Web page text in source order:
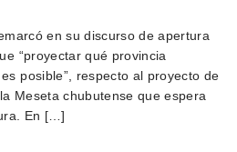
en su discurso de apertura
“proyectar qué provincia
posible”, respecto al proyecto de
Meseta chubutense que espera
En […]